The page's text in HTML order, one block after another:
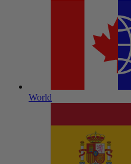
World